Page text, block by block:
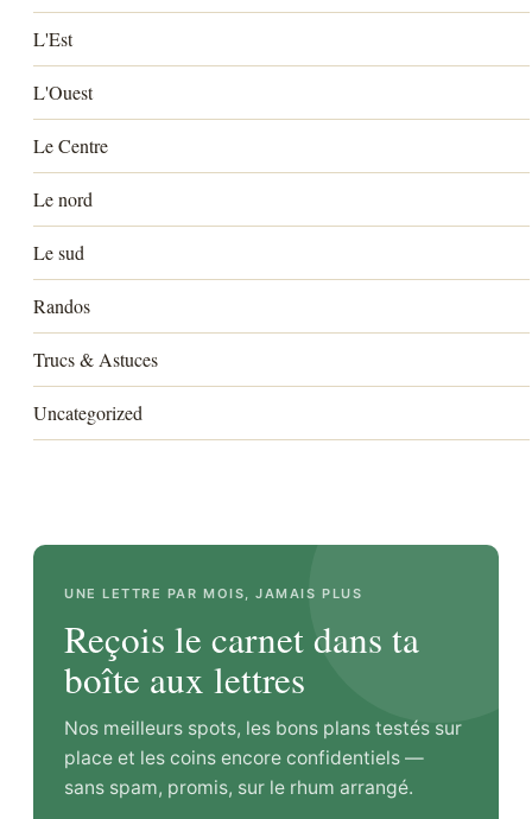
L'Est
L'Ouest
Le Centre
Le nord
Le sud
Randos
Trucs & Astuces
Uncategorized
UNE LETTRE PAR MOIS, JAMAIS PLUS
Reçois le carnet dans ta
boîte aux lettres
Nos meilleurs spots, les bons plans testés sur
place et les coins encore confidentiels —
sans spam, promis, sur le rhum arrangé.